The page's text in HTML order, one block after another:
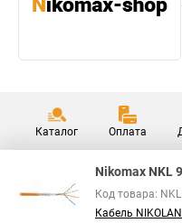
Каталог Оплата
Nikomax NKL
Код товара:
Кабель